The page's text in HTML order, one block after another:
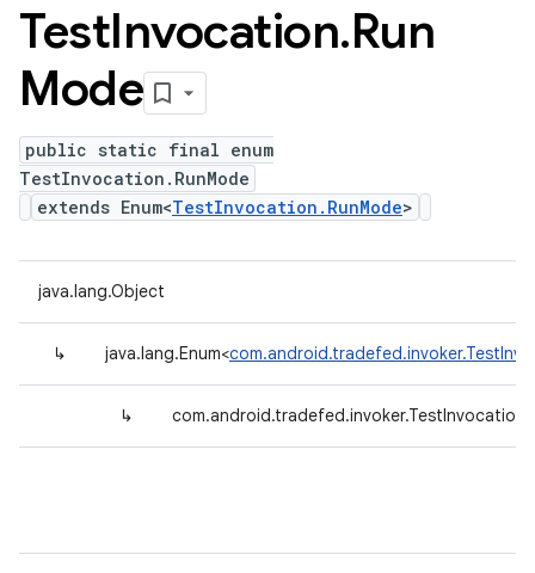
TestInvocation.Run
Mode
public static final enum
TestInvocation.RunMode
extends Enum<TestInvocation.RunMode>
java.lang.Object
↳ java.lang.Enum<
↳